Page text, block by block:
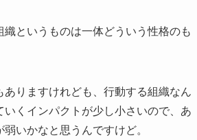
い。
というものは一体どういう性格のも
りますけれども、行動する組織なん
くインパクトが少し小さいので、あ
いかなと思うんですけど。